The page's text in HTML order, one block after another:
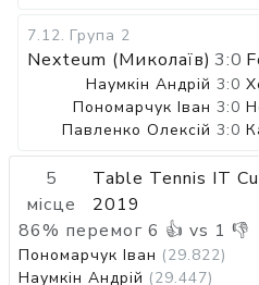
7.12. Група 2
Nexteum (Миколаїв) 3:0
Наумкін Андрій 3:0
Пономарчук Іван 3:0
Павленко Олексій 3:0
5
місце
Table Tennis IT
2019
86% перемог 6 👍 vs 1 👎
Пономарчук Іван (29.822)
Наумкін Андрій (29.447)